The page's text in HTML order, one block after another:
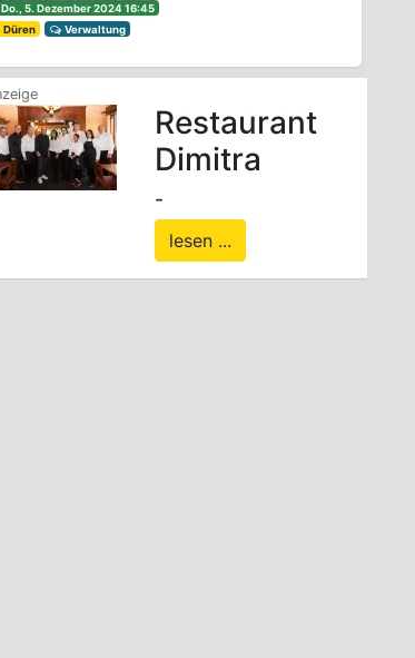
Do., 5. Dezember 2024 16:45
Düren
Verwaltung
Restaurant
Dimitra
-
lesen ...